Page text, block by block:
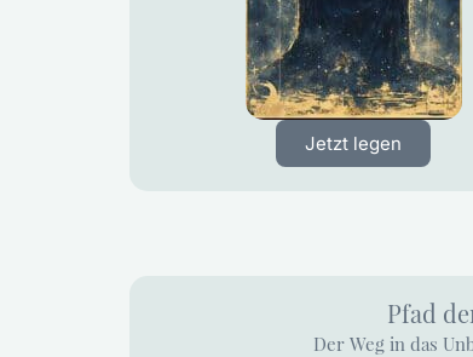
Jetzt legen
Pfad
Der Weg in das